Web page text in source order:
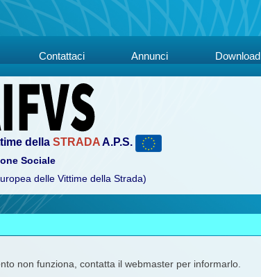
Contattaci Annunci Download
della STRADAA.P.S.
Sociale
delle Vittime della Strada)
non funziona, contatta il webmaster per informarlo.